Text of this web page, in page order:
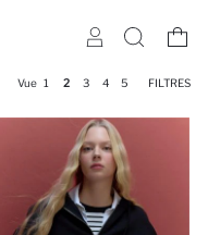
Vue 1 2 3 4 5 FILTRES